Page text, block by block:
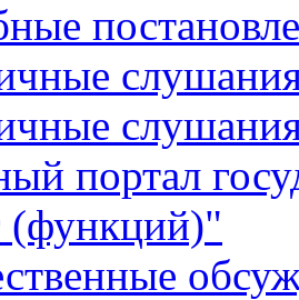
портал
(функций)"